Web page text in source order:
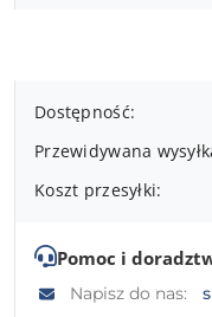
Dostępność
dostawa
Dostępność:
Przewidywana
Koszt przesyłki:
Pomoc i
Napisz do nas: